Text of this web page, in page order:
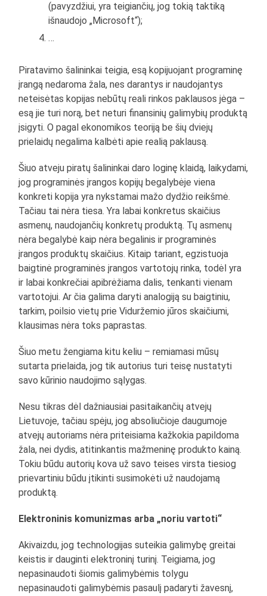
(pavyzdžiui, yra teigiančių, jog tokią taktiką
išnaudojo „Microsoft“);
…
Piratavimo šalininkai teigia, esą kopijuojant programinę
įrangą nedaroma žala, nes darantys ir naudojantys
neteisėtas kopijas nebūtų reali rinkos paklausos jėga –
esą jie turi norą, bet neturi finansinių galimybių produktą
įsigyti. O pagal ekonomikos teoriją be šių dviejų
prielaidų negalima kalbėti apie realią paklausą.
Šiuo atveju piratų šalininkai daro loginę klaidą, laikydami,
jog programinės įrangos kopijų begalybėje viena
konkreti kopija yra nykstamai mažo dydžio reikšmė.
Tačiau tai nėra tiesa. Yra labai konkretus skaičius
asmenų, naudojančių konkretų produktą. Tų asmenų
nėra begalybė kaip nėra begalinis ir programinės
įrangos produktų skaičius. Kitaip tariant, egzistuoja
baigtinė programinės įrangos vartotojų rinka, todėl yra
ir labai konkrečiai apibrėžiama dalis, tenkanti vienam
vartotojui. Ar čia galima daryti analogiją su baigtiniu,
tarkim, poilsio vietų prie Viduržemio jūros skaičiumi,
klausimas nėra toks paprastas.
Šiuo metu žengiama kitu keliu – remiamasi mūsų
sutarta prielaida, jog tik autorius turi teisę nustatyti
savo kūrinio naudojimo sąlygas.
Nesu tikras dėl dažniausiai pasitaikančių atvejų
Lietuvoje, tačiau spėju, jog absoliučioje daugumoje
atvejų autoriams nėra priteisiama kažkokia papildoma
žala, nei dydis, atitinkantis mažmeninę produkto kainą.
Tokiu būdu autorių kova už savo teises virsta tiesiog
prievartiniu būdu įtikinti susimokėti už naudojamą
produktą.
Elektroninis komunizmas arba „noriu vartoti“
Akivaizdu, jog technologijas suteikia galimybę greitai
keistis ir dauginti elektroninį turinį. Teigiama, jog
nepasinaudoti šiomis galimybėmis tolygu
nepasinaudoti galimybėmis pasaulį padaryti žavesnį,